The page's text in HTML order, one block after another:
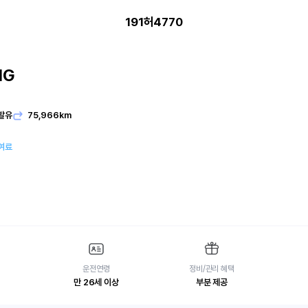
191허4770
유 75,966km
료
운전연령
만 26세 이상
정비/관리 혜택
부분 제공